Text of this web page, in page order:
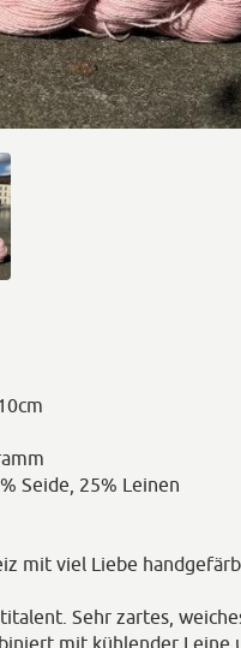
Seide, 25% Leinen
mit viel Liebe
Sehr zartes,
mit kühlender Leine